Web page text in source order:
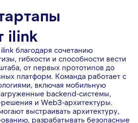
ilink
благодаря сочетанию
гибкости и способности вести
от первых прототипов до
платформ. Команда работает с
включая мобильную
backend-системы,
и Web3-архитектуры.
выстраивать архитектуру,
разрабатывать безопасные